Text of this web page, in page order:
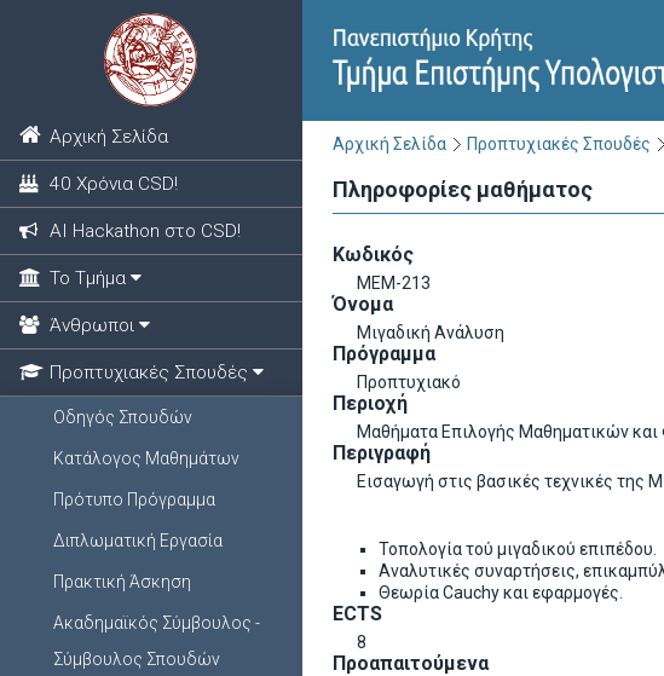
Αρχική Σελίδα
40 Χρόνια CSD!
ΑΙ Hackathon στο CSD!
Το Τμήμα
Άνθρωποι
Προπτυχιακές Σπουδές
Οδηγός Σπουδών
Κατάλογος Μαθημάτων
Πρότυπο Πρόγραμμα
Διπλωματική Εργασία
Πρακτική Άσκηση
Ακαδημαϊκός Σύμβουλος -
Σύμβουλος Σπουδών
Αρχική Σελίδα Προπτυχιακές Σπουδές
Πληροφορίες μαθήματος
Κωδικός
ΜΕΜ-213
Όνομα
Μιγαδική Ανάλυση
Πρόγραμμα
Προπτυχιακό
Περιοχή
Μαθήματα Επιλογής Μαθηματικών
Περιγραφή
Εισαγωγή στις βασικές τεχνικές της
Τοπολογία τού μιγαδικού επιπέδου.
Αναλυτικές συναρτήσεις,
Θεωρία Cauchy και εφαρμογές.
ECTS
8
Προαπαιτούμενα